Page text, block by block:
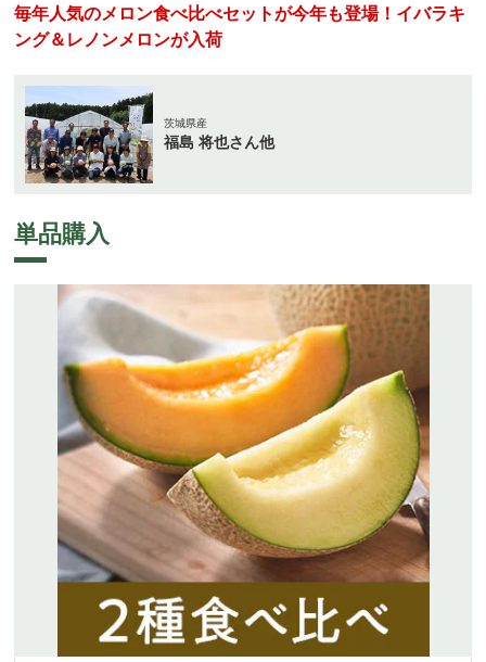
毎年人気のメロン食べ比べセットが今年も登場！イバラキ
ング＆レノンメロンが入荷
茨城県産
福島 将也さん他
単品購入